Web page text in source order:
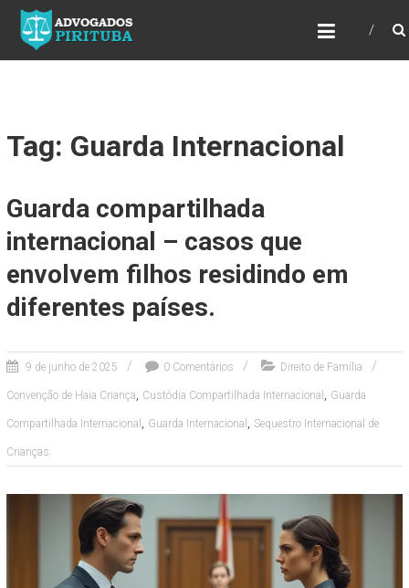
ADVOGADOS PIRITUBA
Precisando de advogado? Entre em contato!
Fazemos toda a assessoria que você
Tag: Guarda Internacional
Guarda compartilhada
internacional – casos que
envolvem filhos residindo em
diferentes países.
9 de junho de 2025 0 Comentários Direito de Família
Convenção de Haia Criança, Custódia Compartilhada Internacional , Guarda
Compartilhada Internacional , Guarda Internacional , Sequestro Internacional de
Crianças